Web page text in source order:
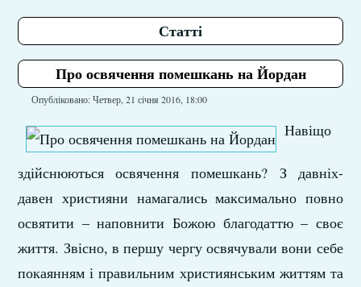
Статті
Про освячення помешкань на Йордан
Опубліковано: Четвер, 21 січня 2016, 18:00
Навіщо
здійснюються освячення помешкань? З давніх-
давен християни намагались максимально повно
освятити – наповнити Божою благодаттю – своє
життя. Звісно, в першу чергу освячували вони себе
покаянням і правильним християнським життям та